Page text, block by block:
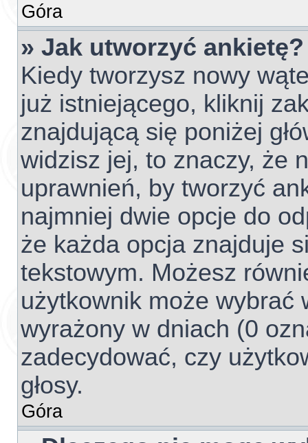
Góra
» Jak utworzyć ankietę?
Kiedy tworzysz nowy
już istniejącego, kliknij
znajdującą się poniżej
widzisz jej, to znaczy, że
uprawnień, by tworzyć
najmniej dwie opcje do
że każda opcja znajduje
tekstowym. Możesz
użytkownik może wybrać
wyrażony w dniach (0
zadecydować, czy
głosy.
Góra